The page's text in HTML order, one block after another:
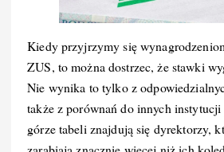
Kiedy przyjrzymy się
ZUS, to można dostrzec, że stawki
Nie wynika to tylko z
także z porównań do innych
górze tabeli znajdują się dyrektorzy,